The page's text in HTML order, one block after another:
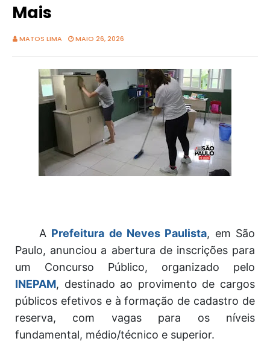
Mais
MATOS LIMA MAIO 26, 2026
A Prefeitura de Neves Paulista, em São
Paulo, anunciou a abertura de inscrições para
um Concurso Público, organizado pelo
INEPAM, destinado ao provimento de cargos
públicos efetivos e à formação de cadastro de
reserva, com vagas para os níveis
fundamental, médio/técnico e superior.